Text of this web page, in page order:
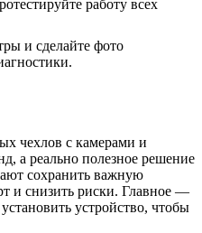
работу всех
и сделайте фото
чехлов с камерами и
а реально полезное решение
сохранить важную
и снизить риски. Главное —
устройство, чтобы